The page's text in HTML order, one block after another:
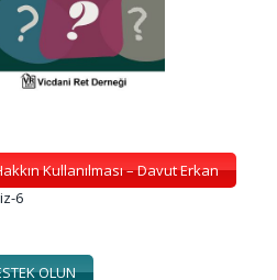
Kullanılması – Davut Erkan
OLUN